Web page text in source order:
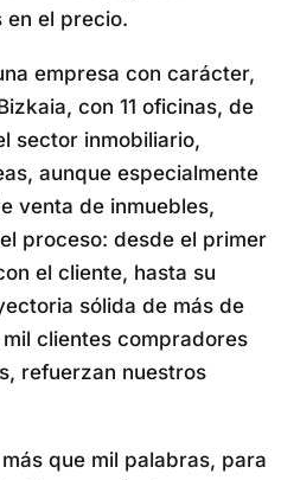
en el precio.
empresa con carácter,
con 11 oficinas, de
sector inmobiliario,
aunque especialmente
venta de inmuebles,
proceso: desde el primer
el cliente, hasta su
sólida de más de
clientes compradores
refuerzan nuestros
que mil palabras, para